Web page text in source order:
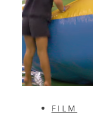
FILM